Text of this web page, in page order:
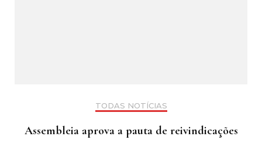
TODAS NOTÍCIAS
Assembleia aprova a pauta de reivindicações